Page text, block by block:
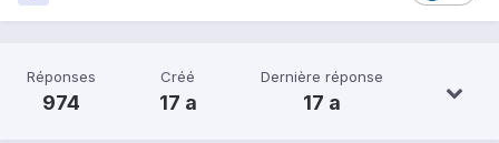
Réponses
974
Créé
17 a
Dernière réponse
17 a